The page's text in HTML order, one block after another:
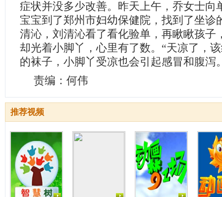
症状并没多少改善。昨天上午，乔女士向
宝宝到了郑州市妇幼保健院，找到了坐诊
清沁，刘清沁看了看化验单，再瞅瞅孩子
却光着小脚丫，心里有了数。“天凉了，
的袜子，小脚丫受凉也会引起感冒和腹泻
责编：何伟
推荐视频